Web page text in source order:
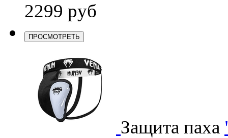
2299 руб
ПРОСМОТРЕТЬ
Защита паха